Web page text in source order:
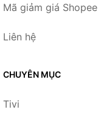
Mã giảm giá Shopee
Liên hệ
CHUYÊN MỤC
Tivi